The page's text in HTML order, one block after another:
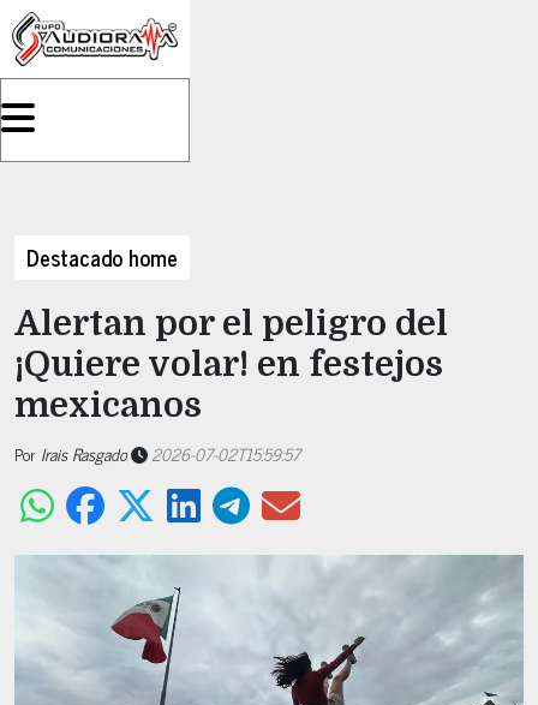
Destacado home
Alertan por el peligro del
¡Quiere volar! en festejos
mexicanos
Por Irais Rasgado 2026-07-02T15:59:57